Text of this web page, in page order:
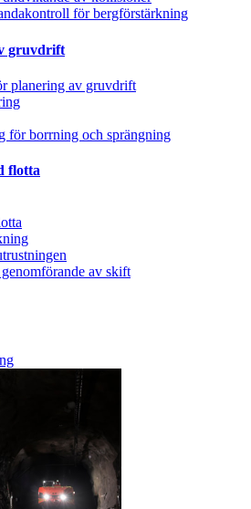
för bergförstärkning
gruvdrift
planering av gruvdrift
för borrning och sprängning
flotta
av skift